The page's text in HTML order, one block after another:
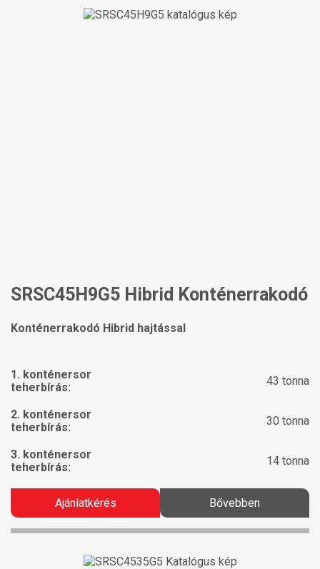
SRSC45H9G5 Hibrid Konténerrakodó
Konténerrakodó Hibrid hajtással
1. konténersor
teherbírás:
43 tonna
2. konténersor
teherbírás:
30 tonna
3. konténersor
teherbírás:
14 tonna
Ajánlatkérés Bővebben